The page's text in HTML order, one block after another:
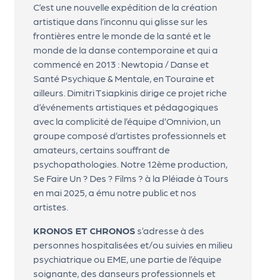
C’est une nouvelle expédition de la création
artistique dans l’inconnu qui glisse sur les
frontières entre le monde de la santé et le
monde de la danse contemporaine et qui a
commencé en 2013 : Newtopia / Danse et
Santé Psychique & Mentale, en Touraine et
ailleurs. Dimitri Tsiapkinis dirige ce projet riche
d’événements artistiques et pédagogiques
avec la complicité de l’équipe d’Omnivion, un
groupe composé d’artistes professionnels et
amateurs, certains souffrant de
psychopathologies. Notre 12ème production,
Se Faire Un ? Des ? Films ? à la Pléiade à Tours
en mai 2025, a ému notre public et nos
artistes.
KRONOS ET CHRONOS s’adresse à des
personnes hospitalisées et/ou suivies en milieu
psychiatrique ou EME, une partie de l’équipe
soignante, des danseurs professionnels et